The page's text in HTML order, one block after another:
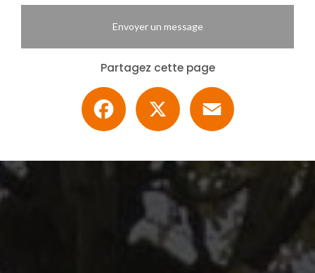
Envoyer un message
Partagez cette page
Facebook